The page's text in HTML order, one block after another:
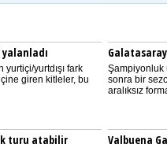
yurtiçi/yurtdışı fark
giren kitleler, bu
Şampiyonluk
sonra bir
aralıksız
turu atabilir Valbuena